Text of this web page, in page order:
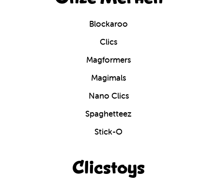
Blockaroo
Clics
Magformers
Magimals
Nano Clics
Spaghetteez
Stick-O
Clicstoys